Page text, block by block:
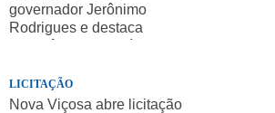
governador Jerônimo
Rodrigues e destaca
LICITAÇÃO
Nova Viçosa abre licitação